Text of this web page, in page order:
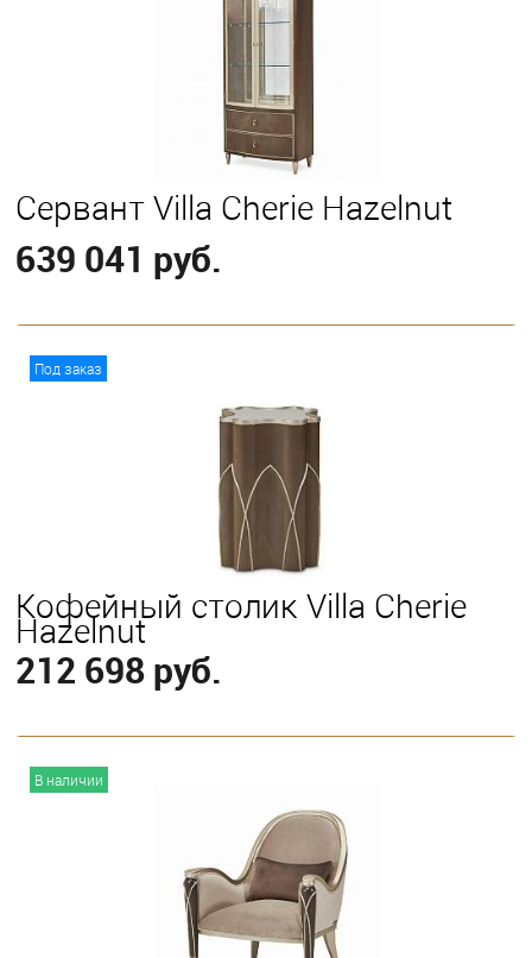
Сервант Villa Cherie Hazelnut
639 041 руб.
Под заказ
Кофейный столик Villa Cherie
Hazelnut
212 698 руб.
В наличии